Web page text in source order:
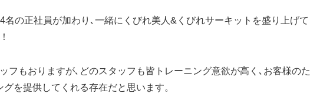
名の正社員が加わり､一緒にくびれ美人&くびれサーキットを盛り上げて
フもおりますが､どのスタッフも皆トレーニング意欲が高く､お客様のた
を提供してくれる存在だと思います。